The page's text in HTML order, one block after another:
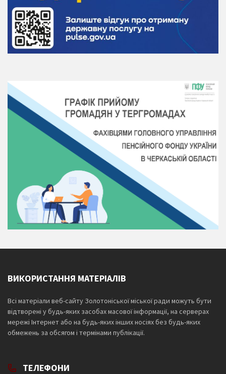
ВИКОРИСТАННЯ МАТЕРІАЛІВ
Всі матеріали веб-сайту Золотоніської міської ради можуть бути
відтворені у будь-яких засобах масової інформації, на серверах
мережі Інтернет або на будь-яких інших носіях без будь-яких
обмежень за обсягом і термінами публікації.
ТЕЛЕФОНИ